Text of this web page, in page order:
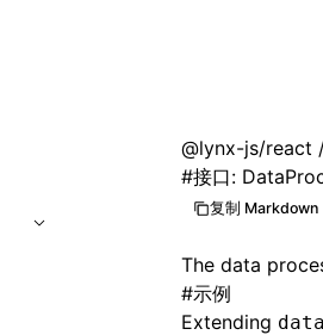
index is available at /
@lynx-js/react
#接口:
复制 Markdown
The data
#示例
Extending